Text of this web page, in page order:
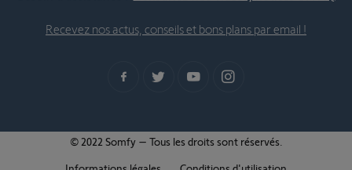
Recevez nos actus, conseils et bons plans par email !
© 2022 Somfy – Tous les droits sont réservés.